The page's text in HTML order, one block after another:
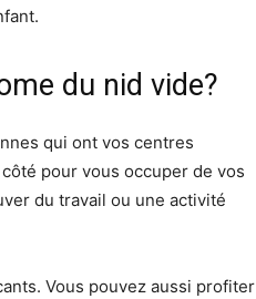
du nid vide?
qui ont vos centres
pour vous occuper de vos
du travail ou une activité
Vous pouvez aussi profiter